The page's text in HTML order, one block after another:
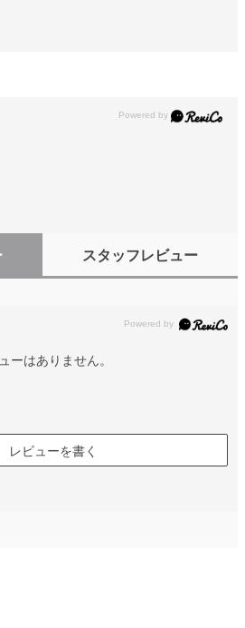
スタッフレビュー
ーはありません。
レビューを書く